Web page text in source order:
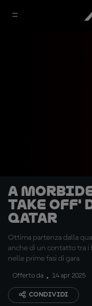
A
Take Off'
Qatar
Ottima partenza dalla
anche di un contatto tra i
nelle prime fasi di gara
Offerto da 14 apr 2025
CONDIVIDI